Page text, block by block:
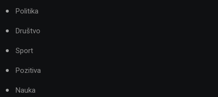
Politika
Društvo
Sport
Pozitiva
Nauka